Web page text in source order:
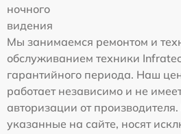
ночного
видения
Мы занимаемся ремонтом и
обслуживанием техники
гарантийного периода. Наш
работает независимо и не
авторизации от
указанные на сайте, носят